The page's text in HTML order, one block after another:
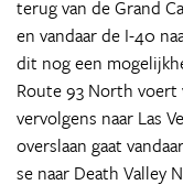
terug van de Grand
en vandaar de I-40
dit nog een
Route 93 North voert
vervolgens naar Las
overslaan gaat
se naar Death Valley